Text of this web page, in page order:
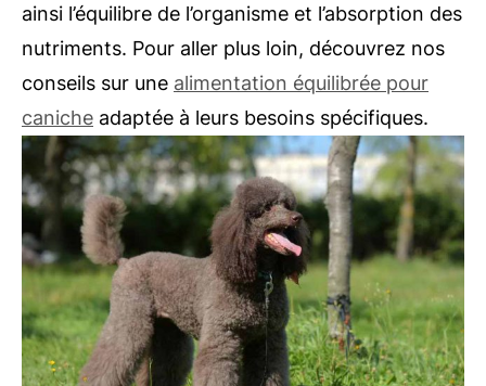
ainsi l’équilibre de l’organisme et l’absorption des
nutriments. Pour aller plus loin, découvrez nos
conseils sur une alimentation équilibrée pour
caniche adaptée à leurs besoins spécifiques.